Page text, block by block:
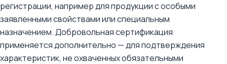
регистрации, например для продукции с особыми
заявленными свойствами или специальным
назначением. Добровольная сертификация
применяется дополнительно — для подтверждения
характеристик, не охваченных обязательными